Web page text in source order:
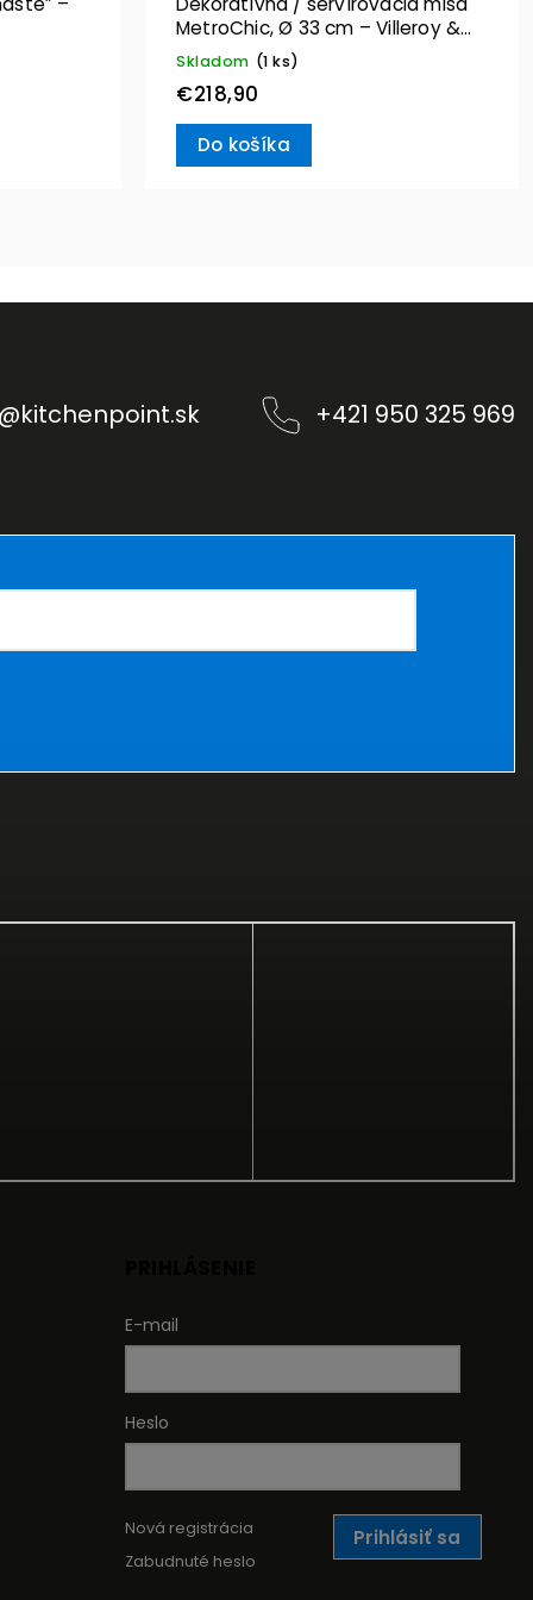
MetroChic, Ø 33 cm – Villeroy &
Boch
Skladom (1 ks)
€218,90
Do košíka
kitchenpoint.sk +421 950 325 969
E-mail
Heslo
Prihlásiť sa
Nová registrácia
Zabudnuté heslo